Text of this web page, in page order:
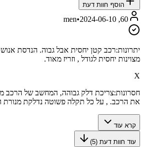
הוסף חוות דעת
60, men
•2024-06-10
יתרונות:רכב קטן יחסית אבל גבוה. הנדסת
מצוינות יחסית לגודל , וזריז מאוד.
X
חסרונות:צריכת דלק גבוהה, המחשב של הרכב
את הרכב. , על כל תקלה פשוטה נדלקת
קרא עוד
עוד חוות דעת (5
)